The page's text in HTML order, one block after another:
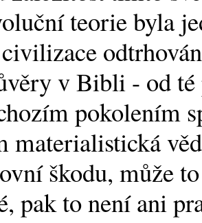
teorie byla
v Bibli - od té
pokolením
materialistická
škodu, může
pak to není ani